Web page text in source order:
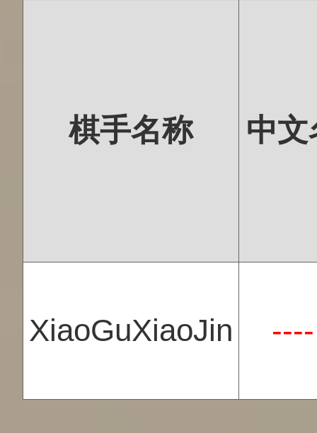
棋手名称 中文
XiaoGuXiaoJin ----